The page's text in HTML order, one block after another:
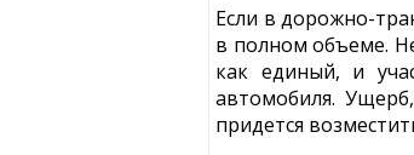
Если в дорожно-
в полном объеме.
как единый, и
автомобиля.
придется